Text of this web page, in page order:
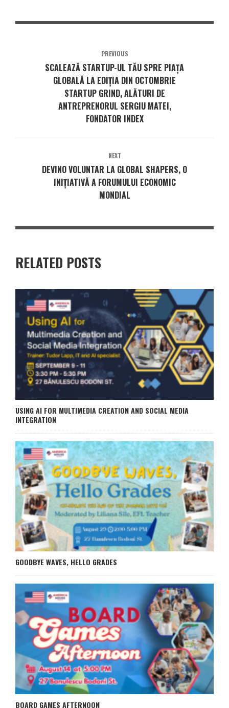
PREVIOUS
SCALEAZĂ STARTUP-UL TĂU SPRE PIAȚA
GLOBALĂ LA EDIȚIA DIN OCTOMBRIE
STARTUP GRIND, ALĂTURI DE
ANTREPRENORUL SERGIU MATEI,
FONDATOR INDEX
NEXT
DEVINO VOLUNTAR LA GLOBAL SHAPERS, O
INIȚIATIVĂ A FORUMULUI ECONOMIC
MONDIAL
RELATED POSTS
USING AI FOR MULTIMEDIA CREATION AND SOCIAL MEDIA
INTEGRATION
GOODBYE WAVES, HELLO GRADES
BOARD GAMES AFTERNOON